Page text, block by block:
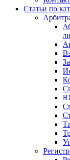
Статьи по